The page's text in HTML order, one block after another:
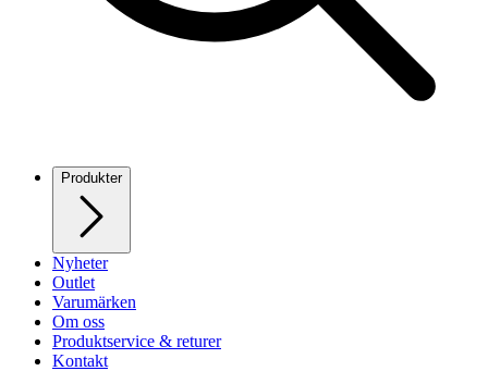
Produkter
Nyheter
Outlet
Varumärken
Om oss
Produktservice & returer
Kontakt